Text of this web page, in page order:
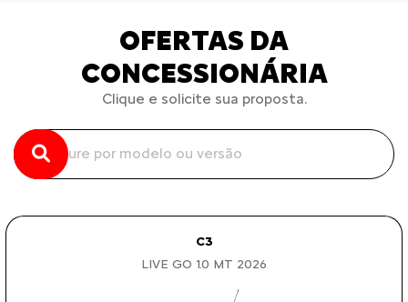
OFERTAS DA
CONCESSIONÁRIA
Clique e solicite sua proposta.
C3
LIVE GO 1.0 MT 2026